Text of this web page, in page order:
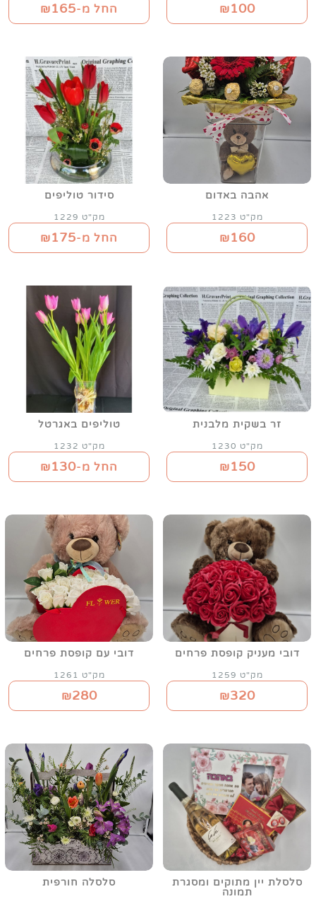
₪100 החל מ-₪165
אהבה באדום
מק"ט 1223
₪160
סידור טוליפים
מק"ט 1229
החל מ-₪175
זר בשקית מלבנית
מק"ט 1230
₪150
טוליפים באגרטל
מק"ט 1232
החל מ-₪130
דובי מעניק קופסת פרחים
מק"ט 1259
₪320
דובי עם קופסת פרחים
מק"ט 1261
₪280
סלסלת יין מתוקים ומסגרת
תמונה
סלסלה חורפית